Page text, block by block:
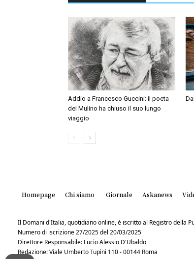
Addio a Francesco Guccini: il poeta
del Mulino ha chiuso il suo lungo
viaggio
Homepage Chi siamo Giornale Askanews
Il Domani d'Italia, quotidiano online, è iscritto al Registro della
Numero di iscrizione 27/2025 del 20/03/2025
Direttore Responsabile: Lucio Alessio D'Ubaldo
Redazione: Viale Umberto Tupini 110 - 00144 Roma